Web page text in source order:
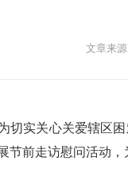
文章来
切实关心关爱辖区
节前走访慰问活动